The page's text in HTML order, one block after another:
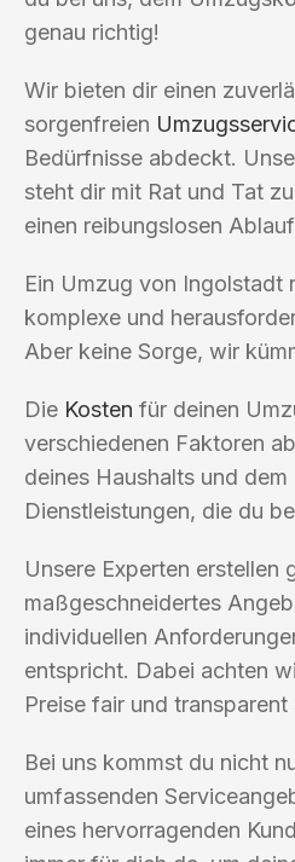
genau richtig!
Wir bieten dir einen
sorgenfreien
Bedürfnisse abdeckt.
steht dir mit Rat und Tat
einen reibungslosen
Ein Umzug von Ingolstadt
komplexe und
Aber keine Sorge, wir
Die Kosten für deinen
verschiedenen Faktoren
deines Haushalts und
Dienstleistungen, die du
Unsere Experten erstellen
maßgeschneidertes
individuellen
entspricht. Dabei achten
Preise fair und transparent
Bei uns kommst du nicht
umfassenden
eines hervorragenden